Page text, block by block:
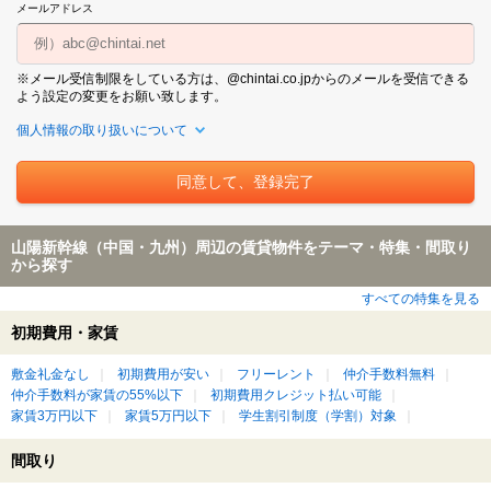
メールアドレス
※メール受信制限をしている方は、@chintai.co.jpからのメールを受信できる
よう設定の変更をお願い致します。
個人情報の取り扱いについて
山陽新幹線（中国・九州）周辺の賃貸物件をテーマ・特集・間取り
から探す
すべての特集を見る
初期費用・家賃
敷金礼金なし 初期費用が安い フリーレント
仲介手数料無料
仲介手数料が家賃の55%以下
初期費用クレジット払い可能
家賃3万円以下
家賃5万円以下 学生割引制度（学割）対象
間取り